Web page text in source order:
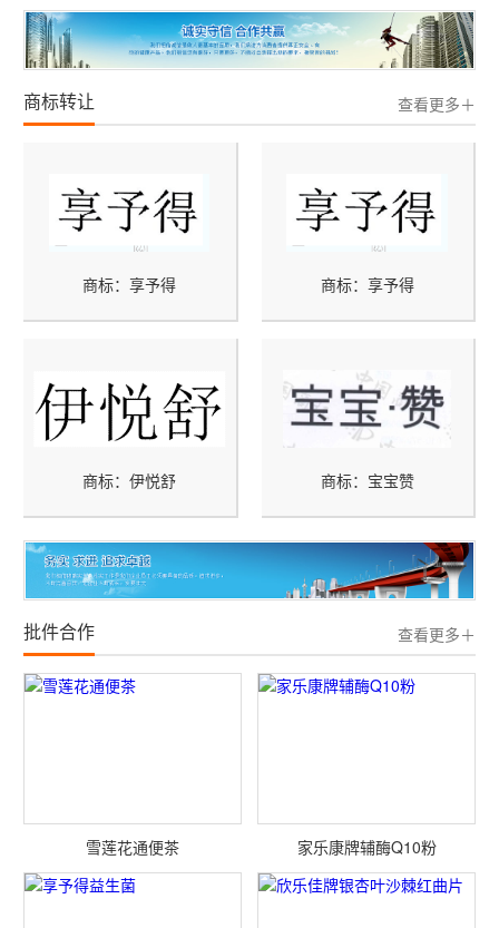
商标转让 查看更多＋
商标：享予得 商标：享予得
商标：伊悦舒 商标：宝宝赞
批件合作 查看更多＋
雪莲花通便茶 家乐康牌辅酶Q10粉